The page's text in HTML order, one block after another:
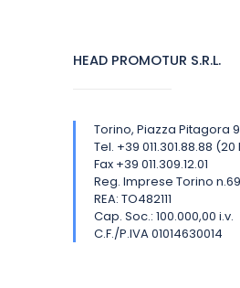
HEAD PROMOTUR S.R.L.
Torino, Piazza Pitagora 9
Tel. +39 011.301.88.88
Fax +39 011.309.12.01
Reg. Imprese Torino
REA: TO482111
Cap. Soc.: 100.000,00 i.v.
C.F./P.IVA 01014630014